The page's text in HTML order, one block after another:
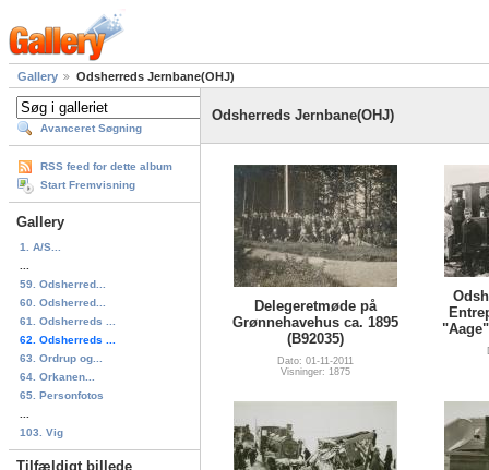
Gallery Odsherreds Jernbane(OHJ)
Avanceret Søgning
RSS feed for dette album
Start Fremvisning
Gallery
1. A/S...
59. Odsherred...
60. Odsherred...
61. Odsherreds ...
62. Odsherreds ...
63. Ordrup og...
64. Orkanen...
65. Personfotos
103. Vig
Tilfældigt billede
Odsherreds Jernbane(OHJ)
Delegeretmøde på
Grønnehavehus ca. 1895
(B92035)
Dato: 01-11-2011
Visninger: 1875